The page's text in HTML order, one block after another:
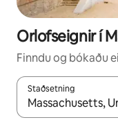
Orlofseignir í
Finndu og bókaðu
Staðsetning
Þegar niðurstöður